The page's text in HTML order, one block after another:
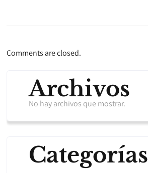
Comments are closed.
Archivos
No hay archivos que mostrar.
Categorías